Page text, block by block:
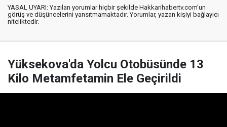
YASAL UYARI: Yazılan yorumlar hiçbir şekilde Hakkarihabertv.com’un
görüş ve düşüncelerini yansıtmamaktadır. Yorumlar, yazan kişiyi bağlayıcı
niteliktedir.
Yüksekova'da Yolcu Otobüsünde 13
Kilo Metamfetamin Ele Geçirildi